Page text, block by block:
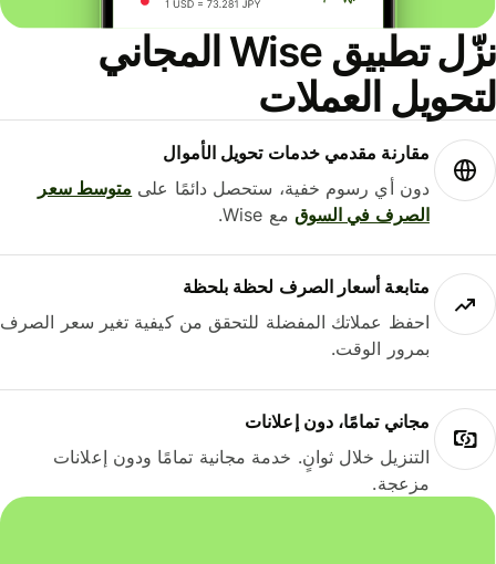
نزّل تطبيق Wise المجاني
العملات
مقارنة مقدمي خدمات تحويل الأموال
دون أي رسوم خفية، ستحصل دائمًا علىمتوسط ​​سعر
الصرف في السوقمع Wise.
متابعة أسعار الصرف لحظة بلحظة
احفظ عملاتك المفضلة للتحقق من كيفية تغير سعر الصرف
بمرور الوقت.
مجاني تمامًا، دون إعلانات
التنزيل خلال ثوانٍ. خدمة مجانية تمامًا ودون إعلانات
مزعجة.